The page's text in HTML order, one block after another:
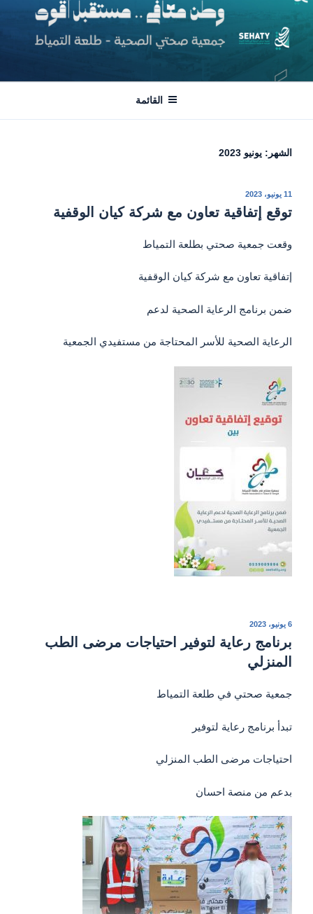
التجاوز
إلى
المحتوى
جمعية صحتي | طلعة التمياط
وطن معافى .. مستقبل أقوى
القائمة
الشهر: يونيو 2023
نُشر
11 يونيو، 2023
توقع إتفاقية تعاون مع شركة كيان الوقفية
وقعت جمعية صحتي بطلعة التمياط
إتفاقية تعاون مع شركة كيان الوقفية
ضمن برنامج الرعاية الصحية لدعم
‏الرعاية الصحية للأسر المحتاجة من مستفيدي الجمعية
نُشر
6 يونيو، 2023
برنامج رعاية لتوفير احتياجات مرضى الطب
المنزلي
جمعية صحتي في طلعة التمياط
تبدأ برنامج رعاية لتوفير
احتياجات مرضى الطب المنزلي
بدعم من منصة احسان